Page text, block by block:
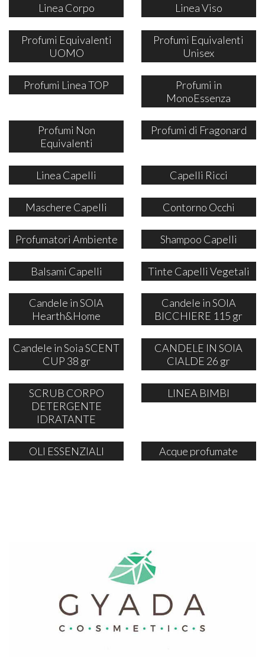
Linea Corpo Linea Viso
Profumi Equivalenti
UOMO
Profumi Equivalenti
Unisex
Profumi Linea TOP
Profumi in
MonoEssenza
Profumi Non
Equivalenti
Profumi di Fragonard
Linea Capelli Capelli Ricci
Maschere Capelli Contorno Occhi
Profumatori Ambiente Shampoo Capelli
Balsami Capelli Tinte Capelli Vegetali
Candele in SOIA
Hearth&Home
Candele in SOIA
BICCHIERE 115 gr
Candele in Soia SCENT
CUP 38 gr
CANDELE IN SOIA
CIALDE 26 gr
SCRUB CORPO
DETERGENTE
IDRATANTE
LINEA BIMBI
OLI ESSENZIALI Acque profumate